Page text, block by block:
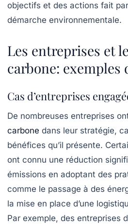
objectifs et des actions fait
démarche environnementale.
Les entreprises et
carbone: exemples
Cas d’entreprises
De nombreuses entreprises
carbone dans leur stratégie,
bénéfices qu’il présente.
ont connu une réduction
émissions en adoptant des
comme le passage à des
la mise en place d’une
Par exemple, des entreprises